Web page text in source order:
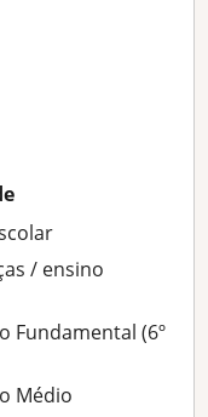
/ ensino
Fundamental (6º
Médio